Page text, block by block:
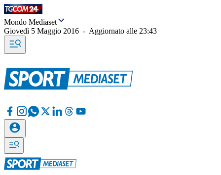
Mondo Mediaset
Giovedì 5 Maggio 2016 - Aggiornato alle 23:43